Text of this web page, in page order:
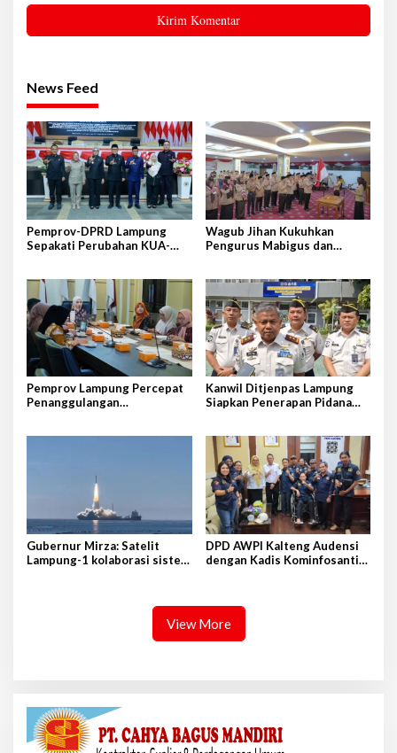
News Feed
Pemprov-DPRD Lampung
Sepakati Perubahan KUA-
Wagub Jihan Kukuhkan
Pengurus Mabigus dan
Pemprov Lampung Percepat
Penanggulangan
Kanwil Ditjenpas Lampung
Siapkan Penerapan Pidana
Gubernur Mirza: Satelit
Lampung-1 kolaborasi sister
DPD AWPI Kalteng Audensi
dengan Kadis Kominfosantik
View More